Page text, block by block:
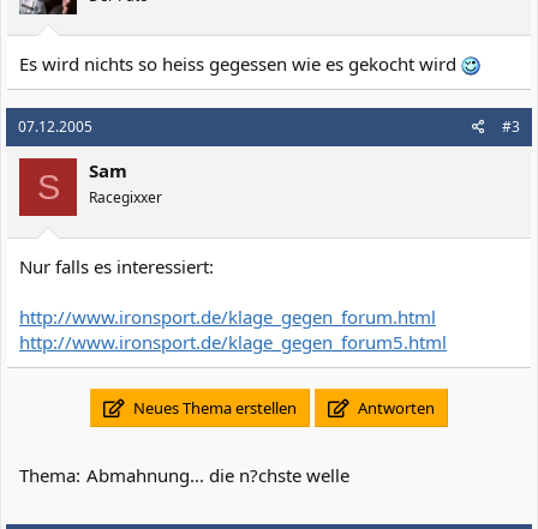
Es wird nichts so heiss gegessen wie es gekocht wird
07.12.2005 #3
S Sam
Racegixxer
Nur falls es interessiert:
http://www.ironsport.de/klage_gegen_forum.html
http://www.ironsport.de/klage_gegen_forum5.html
Neues Thema erstellen Antworten
Thema: Abmahnung... die n?chste welle